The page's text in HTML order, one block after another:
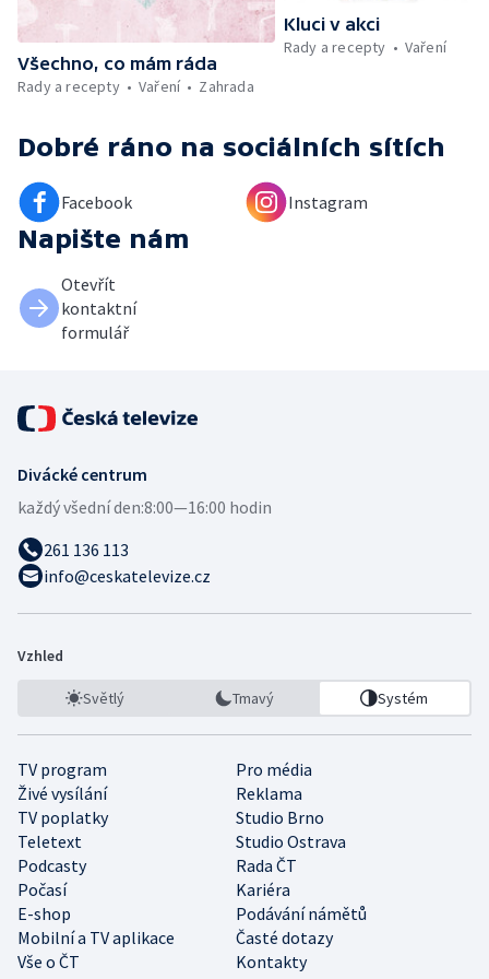
Všechno, co mám ráda
Rady a recepty
Vaření Zahrada
Kluci v akci
Rady a recepty
Vaření
Dobré ráno na sociálních sítích
Facebook Instagram
Napište nám
Otevřít
kontaktní
formulář
Divácké centrum
každý všední den:8:00—16:00 hodin
261 136 113
info@ceskatelevize.cz
Vzhled
Světlý Tmavý Systém
TV program
Pro média
Živé vysílání
Reklama
TV poplatky
Studio Brno
Teletext
Studio Ostrava
Podcasty
Rada ČT
Počasí
Kariéra
E-shop
Podávání námětů
Mobilní a TV aplikace
Časté dotazy
Vše o ČT
Kontakty